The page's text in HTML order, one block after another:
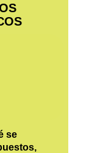
se